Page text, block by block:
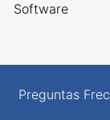
Software
Preguntas